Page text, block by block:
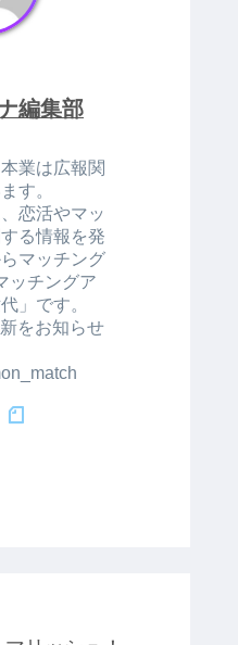
編集部
業は広報関
す。
恋活やマッ
る情報を発
マッチング
ッチングア
」です。
をお知らせ